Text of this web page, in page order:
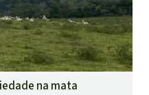
na mata